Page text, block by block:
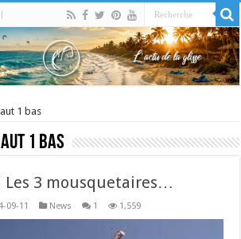
1 bas
1 bas
Les 3 mousquetaires…
09-11 News 1 1,559